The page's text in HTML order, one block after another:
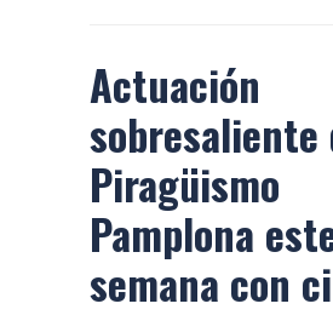
Actuación
sobresaliente
Piragüismo
Pamplona
semana con